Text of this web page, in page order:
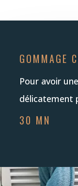
GOMMAGE
Pour avoir
délicatement
30 MN